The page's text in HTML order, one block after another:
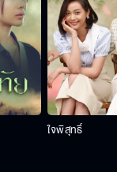
ใจพิสุทธิ์